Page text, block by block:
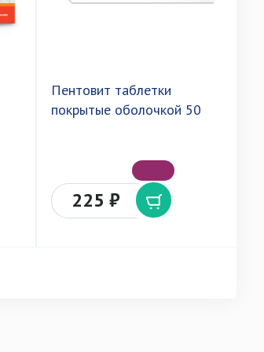
Пентовит таблетки
покрытые оболочкой 50
225 ₽